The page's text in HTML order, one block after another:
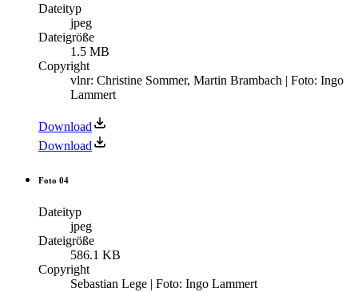
Dateityp
jpeg
Dateigröße
1.5 MB
Copyright
vlnr: Christine Sommer, Martin Brambach | Foto: Ingo
Lammert
Download
Download
Foto 04
Dateityp
jpeg
Dateigröße
586.1 KB
Copyright
Sebastian Lege | Foto: Ingo Lammert